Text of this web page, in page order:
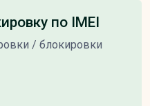
по IMEI
/ блокировки